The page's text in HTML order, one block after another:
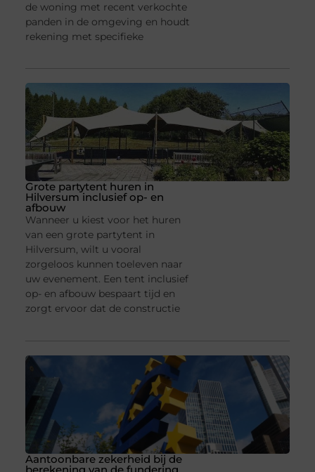
de woning met recent verkochte
panden in de omgeving en houdt
rekening met specifieke
Grote partytent huren in
Hilversum inclusief op- en
afbouw
Wanneer u kiest voor het huren
van een grote partytent in
Hilversum, wilt u vooral
zorgeloos kunnen toeleven naar
uw evenement. Een tent inclusief
op- en afbouw bespaart tijd en
zorgt ervoor dat de constructie
Aantoonbare zekerheid bij de